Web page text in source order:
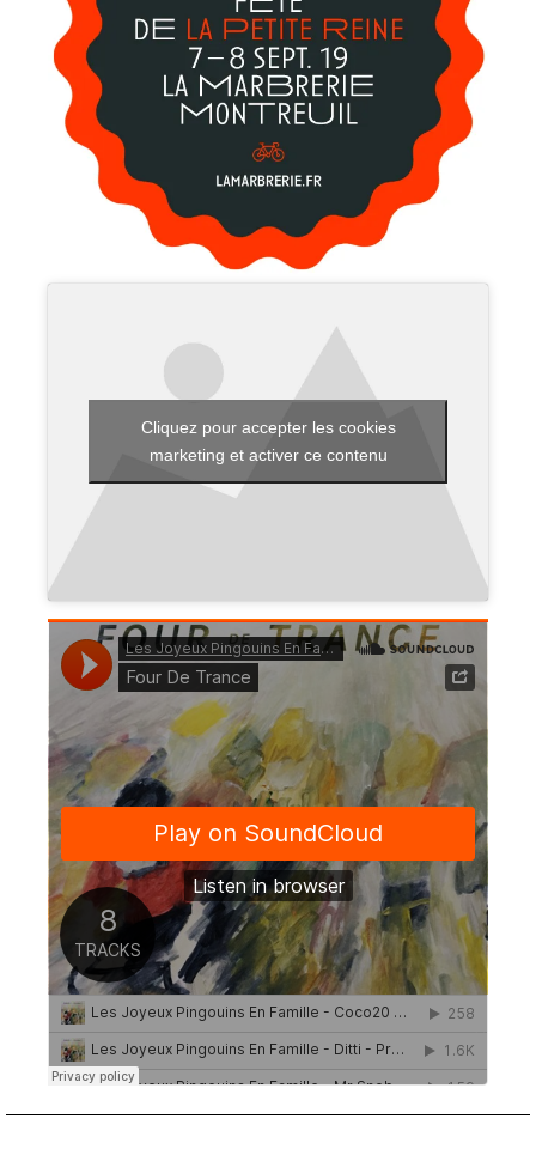
Cliquez pour accepter les cookies
marketing et activer ce contenu